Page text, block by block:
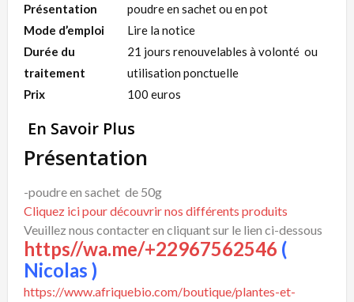
Présentation
poudre en sachet ou en pot
Mode d’emploi
Lire la notice
Durée du
traitement
21 jours renouvelables à volonté ou
utilisation ponctuelle
Prix
100 euros
En Savoir Plus
Présentation
-poudre en sachet de 50g
Cliquez ici pour découvrir nos différents produits
Veuillez nous contacter en cliquant sur le lien ci-dessous
https//wa.me/+22967562546 (
Nicolas )
https://www.afriquebio.com/boutique/plantes-et-